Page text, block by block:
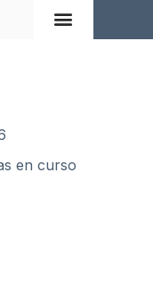
en curso